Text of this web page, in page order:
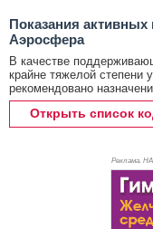
Показания активных
Аэросфера
В качестве
крайне тяжелой степени
рекомендовано
Открыть список
Реклама.